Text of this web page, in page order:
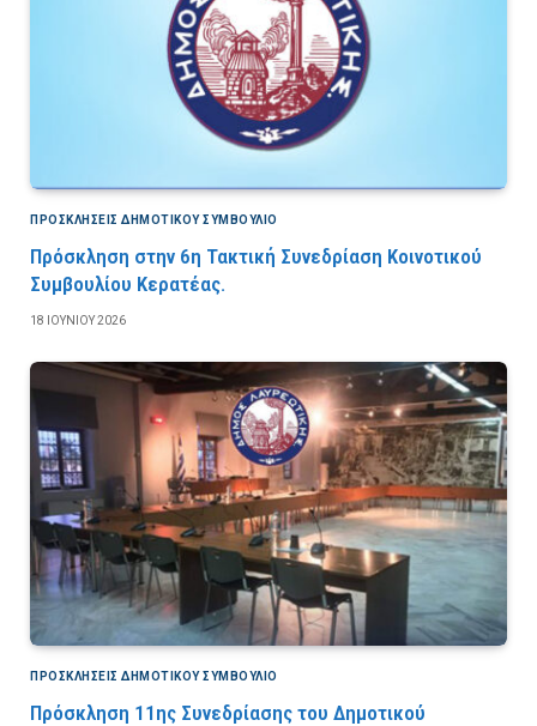
ΠΡΟΣΚΛΉΣΕΙΣ ΔΗΜΟΤΙΚΟΎ ΣΥΜΒΟΎΛΙΟ
Πρόσκληση στην 6η Τακτική Συνεδρίαση Κοινοτικού
Συμβουλίου Κερατέας.
18 ΙΟΥΝΊΟΥ 2026
ΠΡΟΣΚΛΉΣΕΙΣ ΔΗΜΟΤΙΚΟΎ ΣΥΜΒΟΎΛΙΟ
Πρόσκληση 11ης Συνεδρίασης του Δημοτικού